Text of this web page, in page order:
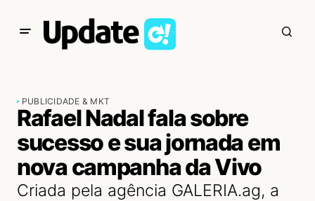
PUBLICIDADE & MKT
Rafael Nadal fala sobre
sucesso e sua jornada em
nova campanha da Vivo
Criada pela agência GALERIA.ag, a